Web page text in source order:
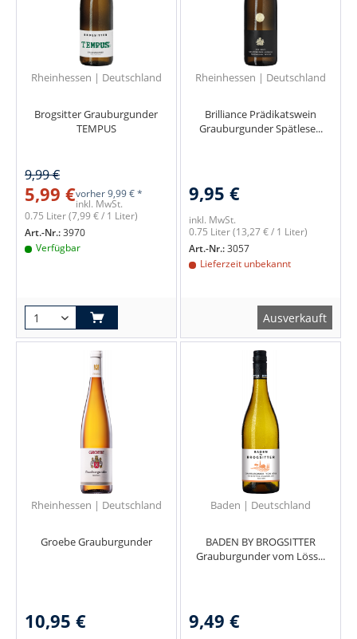
Rheinhessen | Deutschland
Brogsitter Grauburgunder
TEMPUS
9,99 €
5,99 €vorher9,99 € *
inkl. MwSt.
0.75 Liter(7,99 € / 1 Liter)
Art.-Nr.:3970
Verfügbar
Rheinhessen | Deutschland
Brilliance Prädikatswein
Grauburgunder Spätlese...
9,95 €
inkl. MwSt.
0.75 Liter(13,27 € / 1 Liter)
Art.-Nr.:3057
Lieferzeit unbekannt
Ausverkauft
Rheinhessen | Deutschland
Groebe Grauburgunder
10,95 €
Baden | Deutschland
BADEN BY BROGSITTER
Grauburgunder vom Löss...
9,49 €